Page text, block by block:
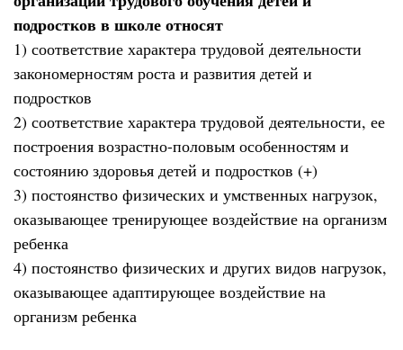
подростков в школе относят
1) соответствие характера трудовой деятельности
закономерностям роста и развития детей и
подростков
2) соответствие характера трудовой деятельности, ее
построения возрастно-половым особенностям и
состоянию здоровья детей и подростков (+)
3) постоянство физических и умственных нагрузок,
оказывающее тренирующее воздействие на организм
ребенка
4) постоянство физических и других видов нагрузок,
оказывающее адаптирующее воздействие на
организм ребенка